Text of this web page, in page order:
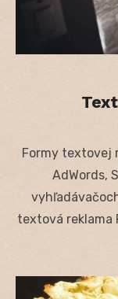
Formy textovej
AdWords,
textová reklama